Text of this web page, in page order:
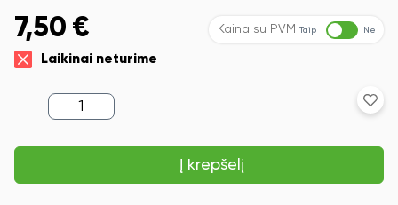
7,50 € Kaina su PVM Taip Ne
Laikinai neturime
produkto
kiekis:
STICK
Į krepšelį